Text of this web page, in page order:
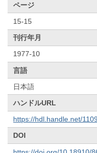
ページ
15-15
刊行年月
1977-10
言語
日本語
ハンドルURL
https://hdl.handle.net/
DOI